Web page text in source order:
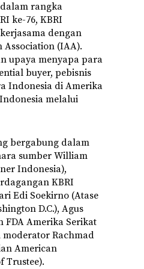
rangka
ke-76, KBRI
dengan
(IAA).
upaya menyapa para
buyer, pebisnis
Indonesia di Amerika
melalui
bergabung dalam
sumber William
Indonesia),
KBRI
Edi Soekirno (Atase
D.C.), Agus
FDA Amerika Serikat
Rachmad
American
Trustee).